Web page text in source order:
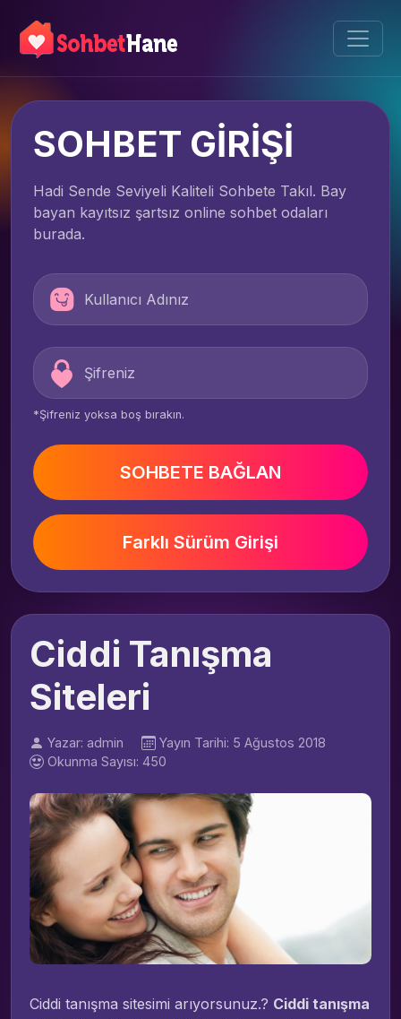
SOHBET GİRİŞİ
Hadi Sende Seviyeli Kaliteli Sohbete Takıl. Bay
bayan kayıtsız şartsız online sohbet odaları
burada.
*Şifreniz yoksa boş bırakın.
SOHBETE BAĞLAN
Farklı Sürüm Girişi
Ciddi Tanışma
Siteleri
Yazar: admin
Yayın Tarihi: 5 Ağustos 2018
Okunma Sayısı: 450
Ciddi tanışma sitesimi arıyorsunuz.? Ciddi tanışma